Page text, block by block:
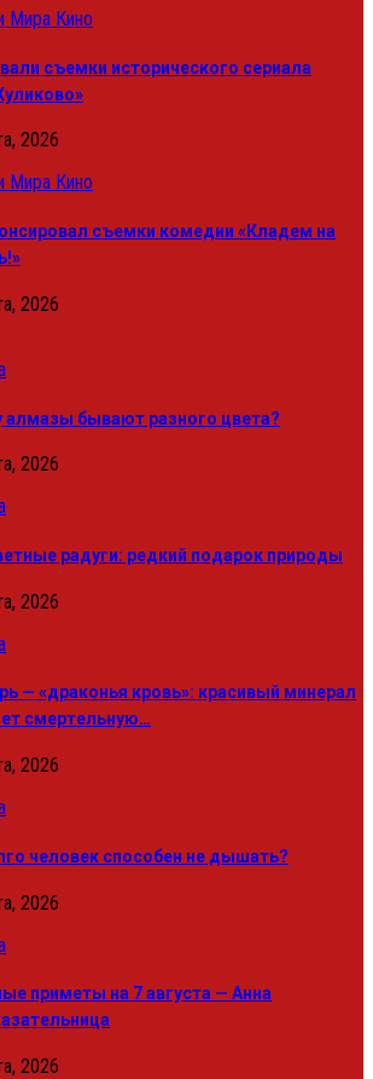
Мира Кино
съемки исторического сериала
2026
Мира Кино
съемки комедии «Кладем на
2026
алмазы бывают разного цвета?
2026
радуги: редкий подарок природы
2026
— «драконья кровь»: красивый минерал
смертельную…
2026
человек способен не дышать?
2026
приметы на 7 августа — Анна
2026